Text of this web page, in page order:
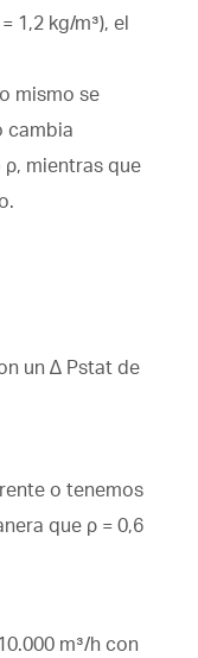
1,2 kg/m³), el
mismo se
cambia
mientras que
un ∆ Pstat de
o tenemos
que ρ = 0,6
m³/h con